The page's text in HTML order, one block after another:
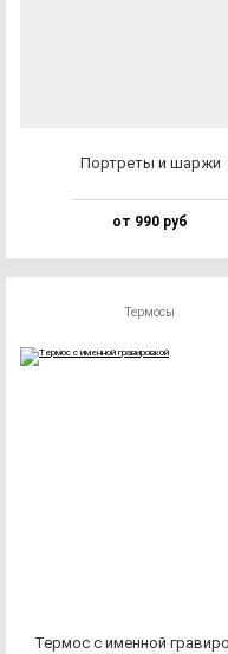
Пор­тре­ты и шар­жи
от 990 руб
Термосы
Тер­мос с имен­ной